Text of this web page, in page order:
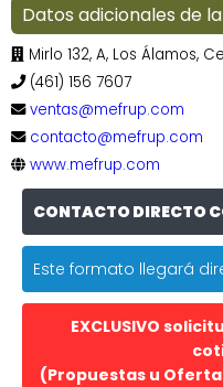
Datos adicionales de
Mirlo 132, A, Los Álamos,
(461) 156 7607
ventas@mefrup.com
contacto@mefrup.com
www.mefrup.com
CONTACTO DIRECTO
Este formato llegará
EXCLUSIVO
(Propuestas u